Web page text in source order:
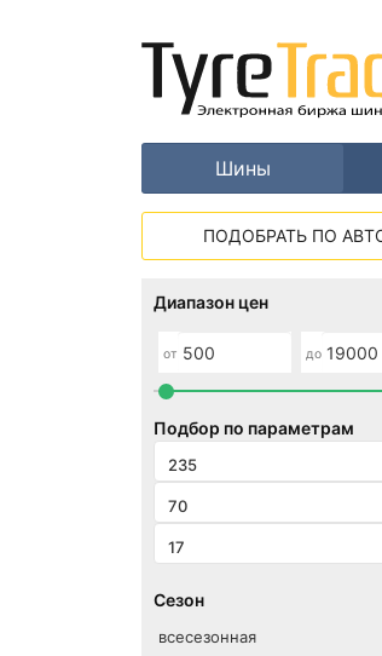
Шины
ПОДОБРАТЬ ПО
Диапазон цен
от до
Подбор по параметрам
235
70
17
Сезон
всесезонная